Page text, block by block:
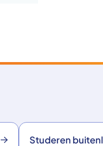
Studeren